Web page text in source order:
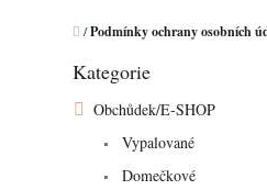
Domů
/Podmínky ochrany osobních
Přeskočit
Kategorie
Obchůdek/E-SHOP
Vypalované
Domečkové